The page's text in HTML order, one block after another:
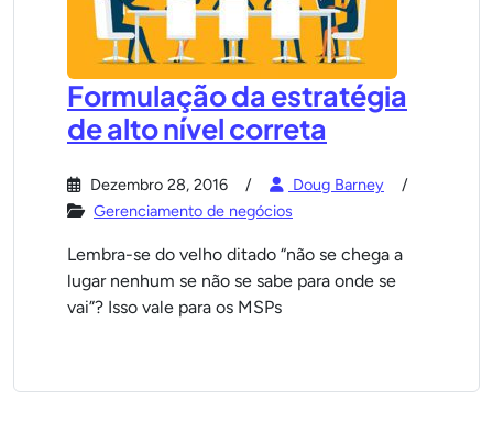
Formulação da estratégia
de alto nível correta
Dezembro 28, 2016
Doug Barney
Gerenciamento de negócios
Lembra-se do velho ditado “não se chega a
lugar nenhum se não se sabe para onde se
vai”? Isso vale para os MSPs